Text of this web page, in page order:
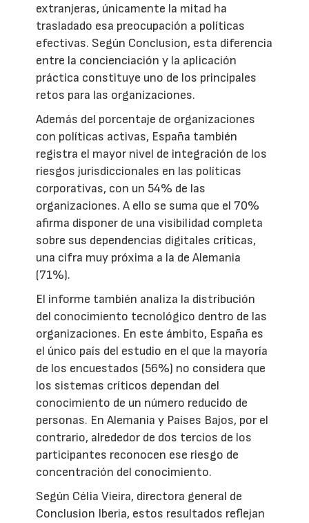
extranjeras, únicamente la mitad ha
trasladado esa preocupación a políticas
efectivas. Según Conclusion, esta diferencia
entre la concienciación y la aplicación
práctica constituye uno de los principales
retos para las organizaciones.
Además del porcentaje de organizaciones
con políticas activas, España también
registra el mayor nivel de integración de los
riesgos jurisdiccionales en las políticas
corporativas, con un 54% de las
organizaciones. A ello se suma que el 70%
afirma disponer de una visibilidad completa
sobre sus dependencias digitales críticas,
una cifra muy próxima a la de Alemania
(71%).
El informe también analiza la distribución
del conocimiento tecnológico dentro de las
organizaciones. En este ámbito, España es
el único país del estudio en el que la mayoría
de los encuestados (56%) no considera que
los sistemas críticos dependan del
conocimiento de un número reducido de
personas. En Alemania y Países Bajos, por el
contrario, alrededor de dos tercios de los
participantes reconocen ese riesgo de
concentración del conocimiento.
Según Célia Vieira, directora general de
Conclusion Iberia, estos resultados reflejan